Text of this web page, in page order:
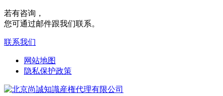
若有咨询，
您可通过邮件跟我们联系。
联系我们
网站地图
隐私保护政策